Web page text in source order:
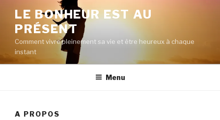
contenu
principal
LE BONHEUR EST AU
PRÉSENT
Comment vivre pleinement sa vie et être heureux à chaque
instant
Menu
A PROPOS